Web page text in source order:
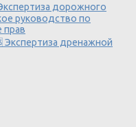
дорожного
руководство по
прав
Экспертиза дренажной